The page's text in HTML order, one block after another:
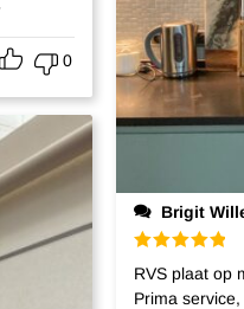
0
Brigit
Gewaardeerd
5uit 5
RVS plaat op
Prima